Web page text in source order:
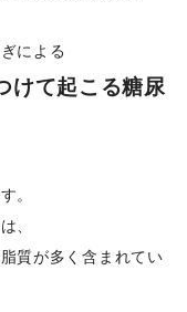
による
けて起こる糖尿
。
、
質が多く含まれてい